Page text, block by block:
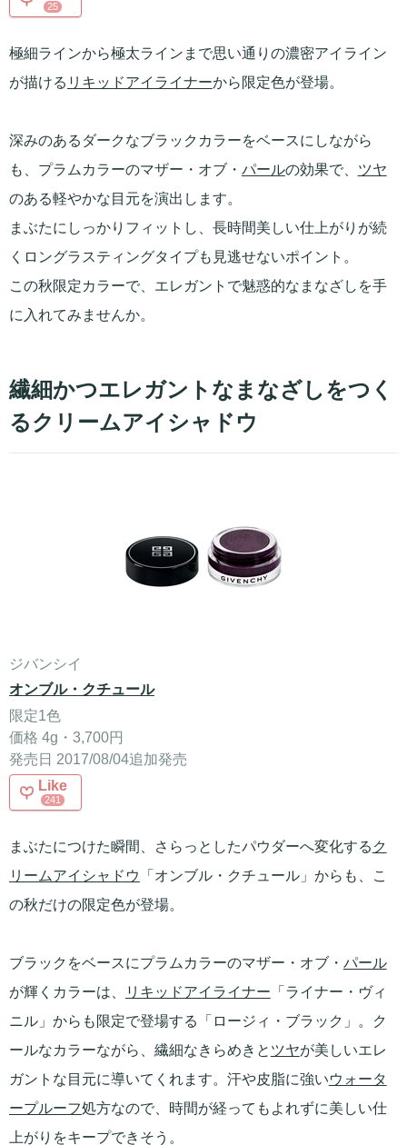
25
極細ラインから極太ラインまで思い通りの濃密アイライン
が描ける リキッドアイライナーから限定色が登場。
深みのあるダークなブラックカラーをベースにしながら
も、プラムカラーのマザー・オブ・ パールの効果で、 ツヤ
のある軽やかな目元を演出します。
まぶたにしっかりフィットし、長時間美しい仕上がりが続
くロングラスティングタイプも見逃せないポイント。
この秋限定カラーで、エレガントで魅惑的なまなざしを手
に入れてみませんか。
繊細かつエレガントなまなざしをつく
るクリームアイシャドウ
ジバンシイ
オンブル・クチュール
限定1色
価格 4g・3,700円
発売日 2017/08/04追加発売
Like
241
まぶたにつけた瞬間、さらっとしたパウダーへ変化する ク
リームアイシャドウ
「オンブル・クチュール」からも、こ
の秋だけの限定色が登場。
ブラックをベースにプラムカラーのマザー・オブ・ パール
が輝くカラーは、
リキッドアイライナー 「ライナー・ヴィ
ニル」からも限定で登場する「ロージィ・ブラック」。ク
ールなカラーながら、繊細なきらめきと ツヤが美しいエレ
ガントな目元に導いてくれます。汗や皮脂に強いウォータ
ープルーフ処方なので、時間が経ってもよれずに美しい仕
上がりをキープできそう。